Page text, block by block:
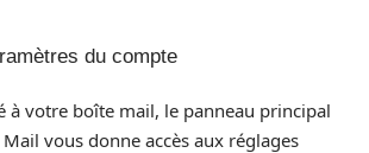
du compte
à votre boîte mail, le panneau principal
Mail vous donne accès aux réglages